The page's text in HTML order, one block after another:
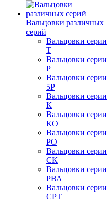
Вальцовки различных
серий
Вальцовки серии
Т
Вальцовки серии
Р
Вальцовки серии
5Р
Вальцовки серии
К
Вальцовки серии
КО
Вальцовки серии
РО
Вальцовки серии
СК
Вальцовки серии
РВА
Вальцовки серии
СРТ